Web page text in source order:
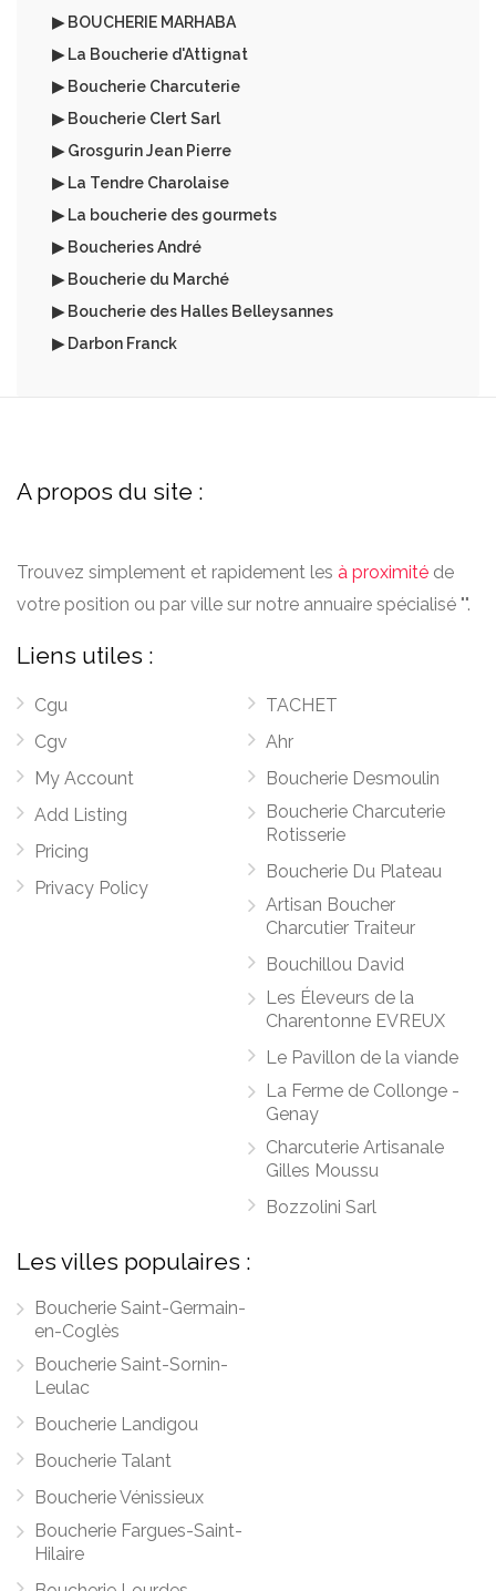
▶ BOUCHERIE MARHABA
▶ La Boucherie d'Attignat
▶ Boucherie Charcuterie
▶ Boucherie Clert Sarl
▶ Grosgurin Jean Pierre
▶ La Tendre Charolaise
▶ La boucherie des gourmets
▶ Boucheries André
▶ Boucherie du Marché
▶ Boucherie des Halles Belleysannes
▶ Darbon Franck
A propos du site :
Trouvez simplement et rapidement les à proximité de
votre position ou par ville sur notre annuaire spécialisé "".
Liens utiles :
Cgu
Cgv
My Account
Add Listing
Pricing
Privacy Policy
TACHET
Ahr
Boucherie Desmoulin
Boucherie Charcuterie
Rotisserie
Boucherie Du Plateau
Artisan Boucher
Charcutier Traiteur
Bouchillou David
Les Éleveurs de la
Charentonne EVREUX
Le Pavillon de la viande
La Ferme de Collonge -
Genay
Charcuterie Artisanale
Gilles Moussu
Bozzolini Sarl
Les villes populaires :
Boucherie Saint-Germain-
en-Coglès
Boucherie Saint-Sornin-
Leulac
Boucherie Landigou
Boucherie Talant
Boucherie Vénissieux
Boucherie Fargues-Saint-
Hilaire